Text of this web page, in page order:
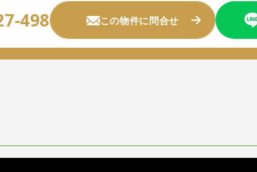
498 この物件に問合せ